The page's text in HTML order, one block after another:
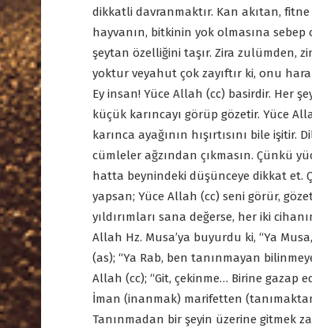
dikkatli davranmaktır. Kan akıtan,
hayvanın, bitkinin yok olmasına
şeytan özelliğini taşır. Zira zulümden,
yoktur veyahut çok zayıftır ki, onu
Ey insan! Yüce Allah (cc) basirdir. Her
küçük karıncayı görüp gözetir. Yüce
karınca ayağının hışırtısını bile
cümleler ağzından çıkmasın. Çünkü
hatta beynindeki düşünceye dikkat et.
yapsan; Yüce Allah (cc) seni görür,
yıldırımları sana değerse, her iki
Allah Hz. Musa’ya buyurdu ki, “Ya
(as); “Ya Rab, ben tanınmayan
Allah (cc); “Git, çekinme… Birine gazap
İman (inanmak) marifetten
Tanınmadan bir şeyin üzerine gitmek